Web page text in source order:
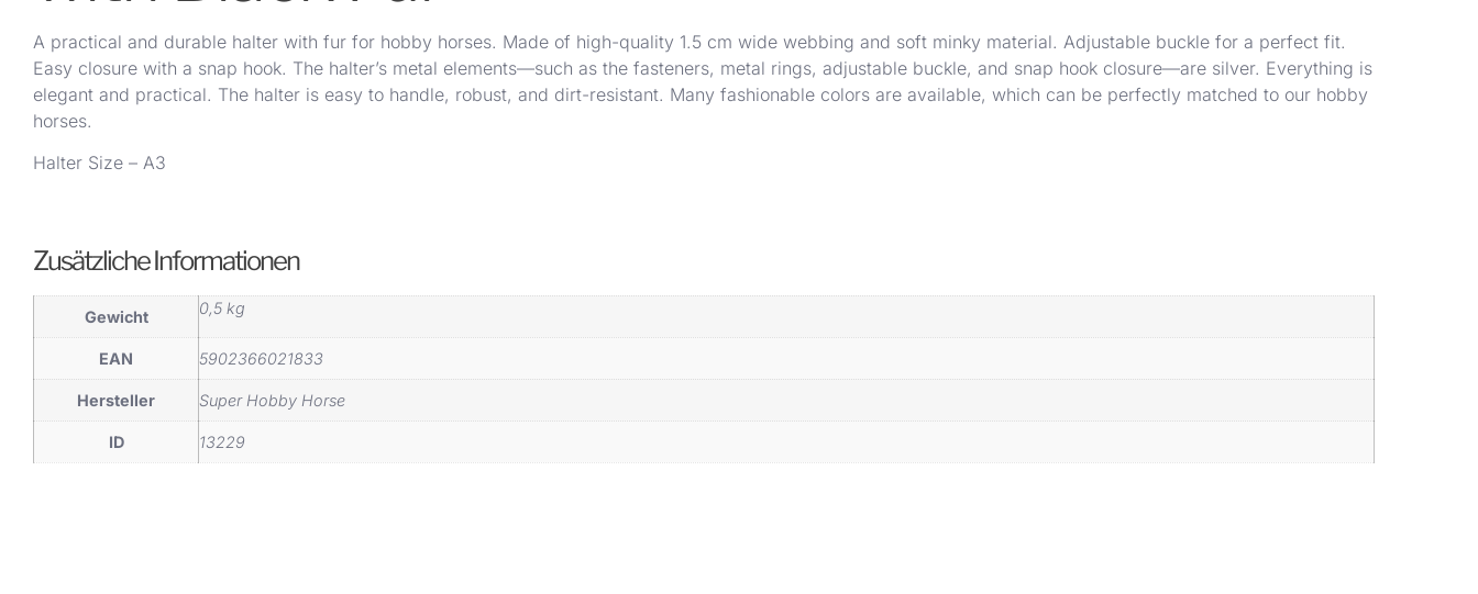
A practical and durable halter with fur for hobby horses. Made of high-quality 1.5 cm wide webbing and soft minky material. Adjustable buckle for a perfect fit.
Easy closure with a snap hook. The halter’s metal elements—such as the fasteners, metal rings, adjustable buckle, and snap hook closure—are silver. Everything is
elegant and practical. The halter is easy to handle, robust, and dirt-resistant. Many fashionable colors are available, which can be perfectly matched to our hobby
horses.
Halter Size – A3
Zusätzliche Informationen
Gewicht 0,5 kg
EAN 5902366021833
Hersteller Super Hobby Horse
ID 13229